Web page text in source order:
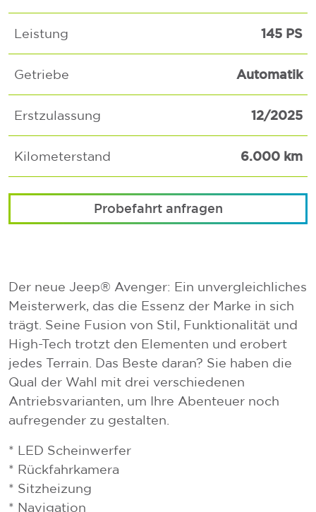
Leistung 145 PS
Getriebe Automatik
Erstzulassung 12/2025
Kilometerstand 6.000 km
Probefahrt anfragen
Der neue Jeep® Avenger: Ein unvergleichliches
Meisterwerk, das die Essenz der Marke in sich
trägt. Seine Fusion von Stil, Funktionalität und
High-Tech trotzt den Elementen und erobert
jedes Terrain. Das Beste daran? Sie haben die
Qual der Wahl mit drei verschiedenen
Antriebsvarianten, um Ihre Abenteuer noch
aufregender zu gestalten.
* LED Scheinwerfer
* Rückfahrkamera
* Sitzheizung
* Navigation